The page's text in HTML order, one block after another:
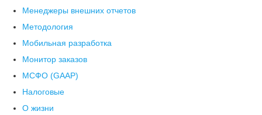
Менеджеры внешних отчетов
Методология
Мобильная разработка
Монитор заказов
МСФО (GAAP)
Налоговые
О жизни